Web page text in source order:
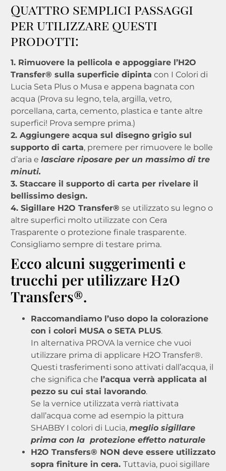
Quattro semplici passaggi
per utilizzare questi
prodotti:
1. Rimuovere la pellicola e appoggiare l’H2O
Transfer® sulla superficie dipinta con I Colori di
Lucia Seta Plus o Musa e appena bagnata con
acqua (Prova su legno, tela, argilla, vetro,
porcellana, carta, cemento, plastica e tante altre
superfici! Prova sempre prima.)
2. Aggiungere acqua sul disegno grigio sul
supporto di carta, premere per rimuovere le bolle
d’aria e lasciare riposare per un massimo di tre
minuti.
3. Staccare il supporto di carta per rivelare il
bellissimo design.
4. Sigillare H2O Transfer® se utilizzato su legno o
altre superfici molto utilizzate con Cera
Trasparente o protezione finale trasparente.
Consigliamo sempre di testare prima.
Ecco alcuni suggerimenti e
trucchi per utilizzare H2O
Transfers®.
Raccomandiamo l’uso dopo la colorazione
con i colori MUSA o SETA PLUS.
In alternativa PROVA la vernice che vuoi
utilizzare prima di applicare H2O Transfer®.
Questi trasferimenti sono attivati ​​dall’acqua, il
che significa che l’acqua verrà applicata al
pezzo su cui stai lavorando.
Se la vernice utilizzata verrà riattivata
dall’acqua come ad esempio la pittura
SHABBY I colori di Lucia, meglio sigillare
prima con la protezione effetto naturale
H2O Transfers® NON deve essere utilizzato
sopra finiture in cera. Tuttavia, puoi sigillare